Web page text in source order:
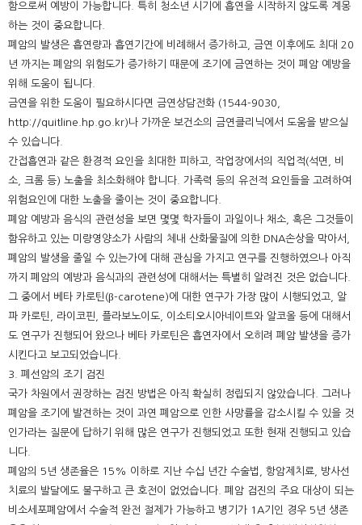
함으로써 예방이 가능합니다. 특히 청소년 시기에 흡연을 시작하지 않도록 계몽
하는 것이 중요합니다.
폐암의 발생은 흡연량과 흡연기간에 비례해서 증가하고, 금연 이후에도 최대 20
년 까지는 폐암의 위험도가 증가하기 때문에 조기에 금연하는 것이 폐암 예방을
위해 도움이 됩니다.
금연을 위한 도움이 필요하시다면 금연상담전화 (1544-9030,
http://quitline.hp.go.kr)나 가까운 보건소의 금연클리닉에서 도움을 받으실
수 있습니다.
간접흡연과 같은 환경적 요인을 최대한 피하고, 작업장에서의 직업적(석면, 비
소, 크롬 등) 노출을 최소화해야 합니다. 가족력 등의 유전적 요인들을 고려하여
위험요인에 대한 노출을 줄이는 것이 중요합니다.
폐암 예방과 음식의 관련성을 보면 몇몇 학자들이 과일이나 채소, 혹은 그것들이
함유하고 있는 미량영양소가 사람의 체내 산화물질에 의한 DNA손상을 막아서,
폐암의 발생을 줄일 수 있는가에 대해 관심을 가지고 연구를 진행하였으나 아직
까지 폐암의 예방과 음식과의 관련성에 대해서는 특별히 알려진 것은 없습니다.
그 중에서 베타 카로틴(β-carotene)에 대한 연구가 가장 많이 시행되었고, 알
파 카로틴, 라이코핀, 플라보노이도, 이소티오시아네이트와 알코올 등에 대해서
도 연구가 진행되어 왔으나 베타 카로틴은 흡연자에서 오히려 폐암 발생을 증가
시킨다고 보고되었습니다.
3. 폐선암의 조기 검진
국가 차원에서 권장하는 검진 방법은 아직 확실히 정립되지 않았습니다. 그러나
폐암을 조기에 발견하는 것이 과연 폐암으로 인한 사망률을 감소시킬 수 있을 것
인가라는 질문에 답하기 위해 많은 연구가 진행되었고 또한 현재 진행되고 있습
니다.
폐암의 5년 생존율은 15% 이하로 지난 수십 년간 수술법, 항암제치료, 방사선
치료의 발달에도 불구하고 큰 호전이 없었습니다. 폐암 검진의 주요 대상이 되는
비소세포폐암에서 수술적 완전 절제가 가능하고 병기가 1A기인 경우 5년 생존